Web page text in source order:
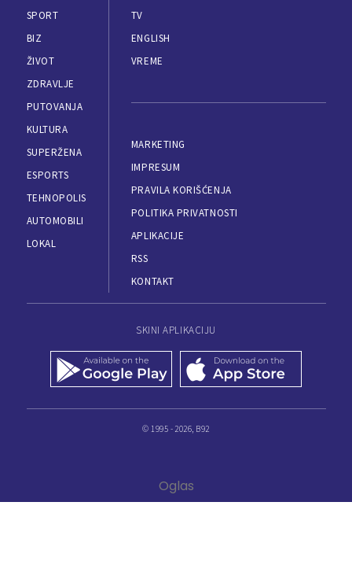
SPORT
BIZ
ŽIVOT
ZDRAVLJE
PUTOVANJA
KULTURA
SUPERŽENA
ESPORTS
TEHNOPOLIS
AUTOMOBILI
LOKAL
TV
ENGLISH
VREME
MARKETING
IMPRESUM
PRAVILA KORIŠĆENJA
POLITIKA PRIVATNOSTI
APLIKACIJE
RSS
KONTAKT
SKINI APLIKACIJU
© 1995 - 2026, B92